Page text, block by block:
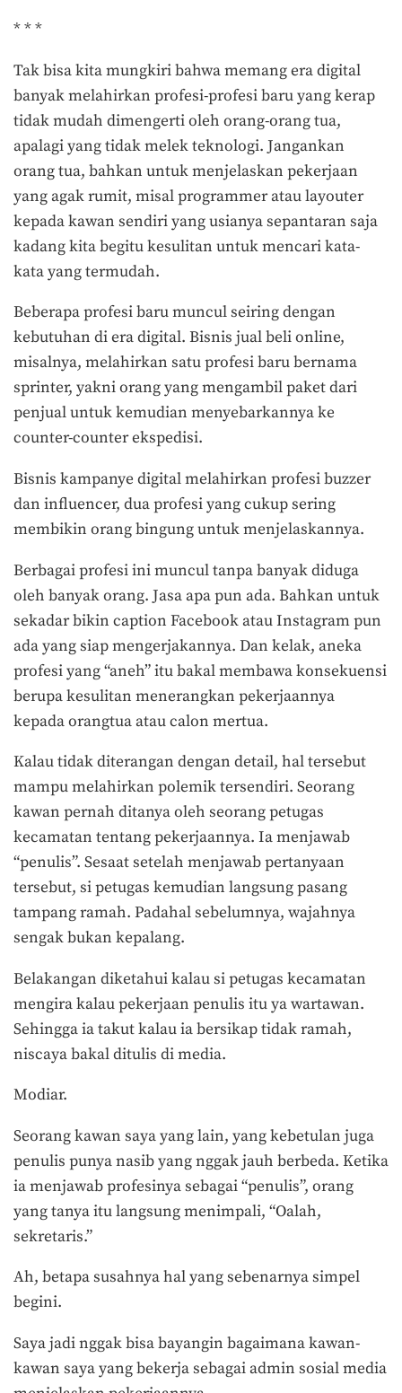
* * *
Tak bisa kita mungkiri bahwa memang era digital
banyak melahirkan profesi-profesi baru yang kerap
tidak mudah dimengerti oleh orang-orang tua,
apalagi yang tidak melek teknologi. Jangankan
orang tua, bahkan untuk menjelaskan pekerjaan
yang agak rumit, misal programmer atau layouter
kepada kawan sendiri yang usianya sepantaran saja
kadang kita begitu kesulitan untuk mencari kata-
kata yang termudah.
Beberapa profesi baru muncul seiring dengan
kebutuhan di era digital. Bisnis jual beli online,
misalnya, melahirkan satu profesi baru bernama
sprinter, yakni orang yang mengambil paket dari
penjual untuk kemudian menyebarkannya ke
counter-counter ekspedisi.
Bisnis kampanye digital melahirkan profesi buzzer
dan influencer, dua profesi yang cukup sering
membikin orang bingung untuk menjelaskannya.
Berbagai profesi ini muncul tanpa banyak diduga
oleh banyak orang. Jasa apa pun ada. Bahkan untuk
sekadar bikin caption Facebook atau Instagram pun
ada yang siap mengerjakannya. Dan kelak, aneka
profesi yang “aneh” itu bakal membawa konsekuensi
berupa kesulitan menerangkan pekerjaannya
kepada orangtua atau calon mertua.
Kalau tidak diterangan dengan detail, hal tersebut
mampu melahirkan polemik tersendiri. Seorang
kawan pernah ditanya oleh seorang petugas
kecamatan tentang pekerjaannya. Ia menjawab
“penulis”. Sesaat setelah menjawab pertanyaan
tersebut, si petugas kemudian langsung pasang
tampang ramah. Padahal sebelumnya, wajahnya
sengak bukan kepalang.
Belakangan diketahui kalau si petugas kecamatan
mengira kalau pekerjaan penulis itu ya wartawan.
Sehingga ia takut kalau ia bersikap tidak ramah,
niscaya bakal ditulis di media.
Modiar.
Seorang kawan saya yang lain, yang kebetulan juga
penulis punya nasib yang nggak jauh berbeda. Ketika
ia menjawab profesinya sebagai “penulis”, orang
yang tanya itu langsung menimpali, “Oalah,
sekretaris.”
Ah, betapa susahnya hal yang sebenarnya simpel
begini.
Saya jadi nggak bisa bayangin bagaimana kawan-
kawan saya yang bekerja sebagai admin sosial media